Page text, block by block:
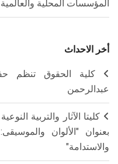
المؤسسات المحلية والعالمية
أخر الاحداث
كلية الحقوق تنظم
عبدالرحمن
كليتا الآثار والتربية
بعنوان "الألوان
والاستدامة"